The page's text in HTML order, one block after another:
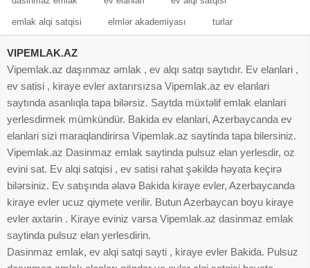
emlak alqi satqisi elmlər akademiyası turlar
VIPEMLAK.AZ
Vipemlak.az daşınmaz əmlak , ev alqı satqı saytıdır. Ev elanlari ,
ev satisi , kiraye evler axtarırsızsa Vipemlak.az ev elanlari
saytında asanlıqla tapa bilərsiz. Saytda müxtəlif emlak elanlari
yerlesdirmek mümkündür. Bakida ev elanlari, Azerbaycanda ev
elanlari sizi maraqlandirirsa Vipemlak.az saytinda tapa bilersiniz.
Vipemlak.az Dasinmaz emlak saytinda pulsuz elan yerlesdir, oz
evini sat. Ev alqi satqisi , ev satisi rahat şəkildə həyata keçirə
bilərsiniz. Ev satışında əlavə Bakida kiraye evler, Azerbaycanda
kiraye evler ucuz qiymete verilir. Butun Azerbaycan boyu kiraye
evler axtarin . Kiraye eviniz varsa Vipemlak.az dasinmaz emlak
saytinda pulsuz elan yerlesdirin.
Dasinmaz emlak, ev alqi satqi sayti , kiraye evler Bakida. Pulsuz